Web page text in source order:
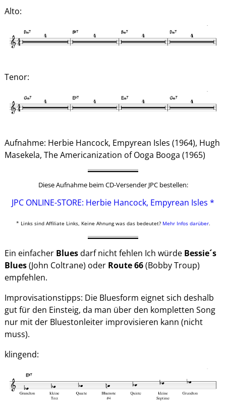
Alto:
Tenor:
Aufnahme: Herbie Hancock, Empyrean Isles (1964), Hugh
Masekela, The Americanization of Ooga Booga (1965)
Diese Aufnahme beim CD-Versender JPC bestellen:
JPC ONLINE-STORE: Herbie Hancock, Empyrean Isles *
* Links sind Affiliate Links, Keine Ahnung was das bedeutet? Mehr Infos darüber.
Ein einfacher Bluesdarf nicht fehlen Ich würde Bessie´s
Blues(John Coltrane) oder Route 66(Bobby Troup)
empfehlen.
Improvisationstipps: Die Bluesform eignet sich deshalb
gut für den Einsteig, da man über den kompletten Song
nur mit der Bluestonleiter improvisieren kann (nicht
muss).
klingend: